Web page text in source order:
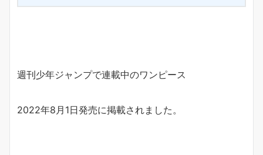
週刊少年ジャンプで連載中のワンピース
2022年8月1日発売に掲載されました。